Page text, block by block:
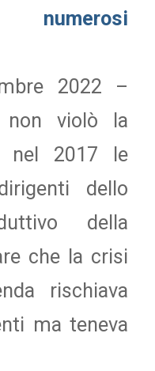
2022 –
non violò la
nel 2017 le
dello
della
che la crisi
rischiava
ma teneva